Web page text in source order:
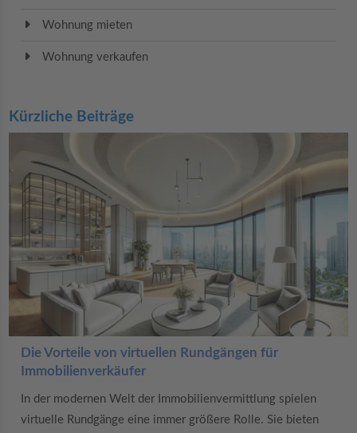
Wohnung mieten
Wohnung verkaufen
Kürzliche Beiträge
Die Vorteile von virtuellen Rundgängen für
Immobilienverkäufer
In der modernen Welt der Immobilienvermittlung spielen
virtuelle Rundgänge eine immer größere Rolle. Sie bieten